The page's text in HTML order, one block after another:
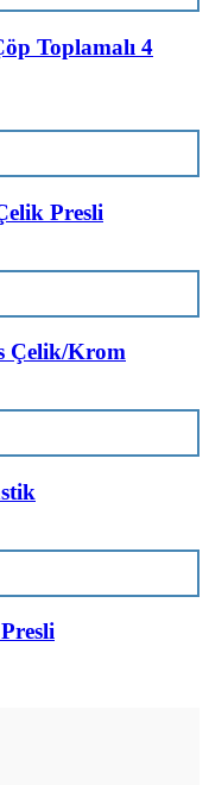
Toplamalı 4
Presli
Çelik/Krom